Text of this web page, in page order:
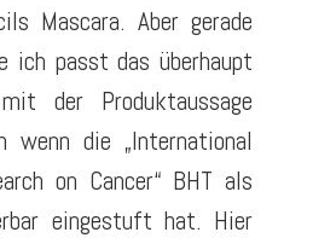
Mascara. Aber gerade
ich passt das überhaupt
der Produktaussage
wenn die „International
on Cancer“ BHT als
eingestuft hat. Hier